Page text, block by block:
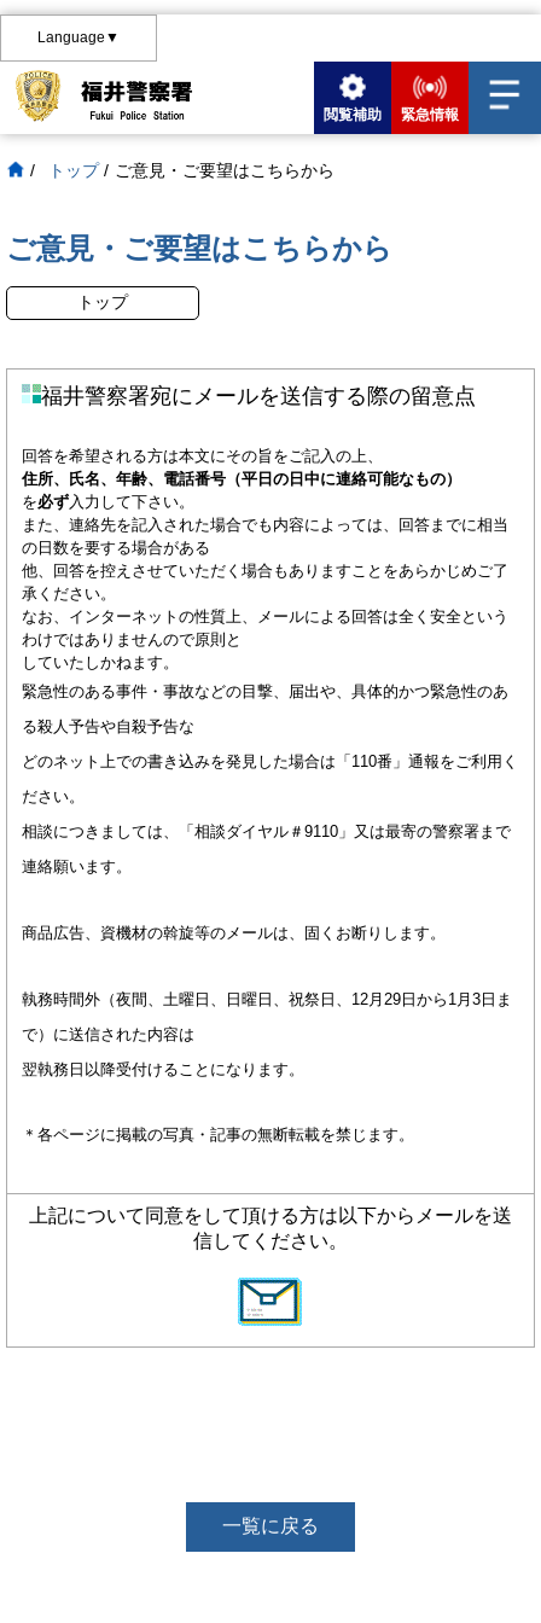
Language▼
閲覧補助 緊急情報
/ トップ/ ご意見・ご要望はこちらから
ご意見・ご要望はこちらから
トップ
福井警察署宛にメールを送信する際の留意点
回答を希望される方は本文にその旨をご記入の上、
住所、氏名、年齢、電話番号（平日の日中に連絡可能なもの）
を必ず入力して下さい。
また、連絡先を記入された場合でも内容によっては、回答までに相当
の日数を要する場合がある
他、回答を控えさせていただく場合もありますことをあらかじめご了
承ください。
なお、インターネットの性質上、メールによる回答は全く安全という
わけではありませんので原則と
していたしかねます。
緊急性のある事件・事故などの目撃、届出や、具体的かつ緊急性のあ
る殺人予告や自殺予告な
どのネット上での書き込みを発見した場合は「110番」通報をご利用く
ださい。
相談につきましては、「相談ダイヤル＃9110」又は最寄の警察署まで
連絡願います。
商品広告、資機材の斡旋等のメールは、固くお断りします。
執務時間外（夜間、土曜日、日曜日、祝祭日、12月29日から1月3日ま
で）に送信された内容は
翌執務日以降受付けることになります。
＊各ページに掲載の写真・記事の無断転載を禁じます。
上記について同意をして頂ける方は以下からメールを送
信してください。
一覧に戻る